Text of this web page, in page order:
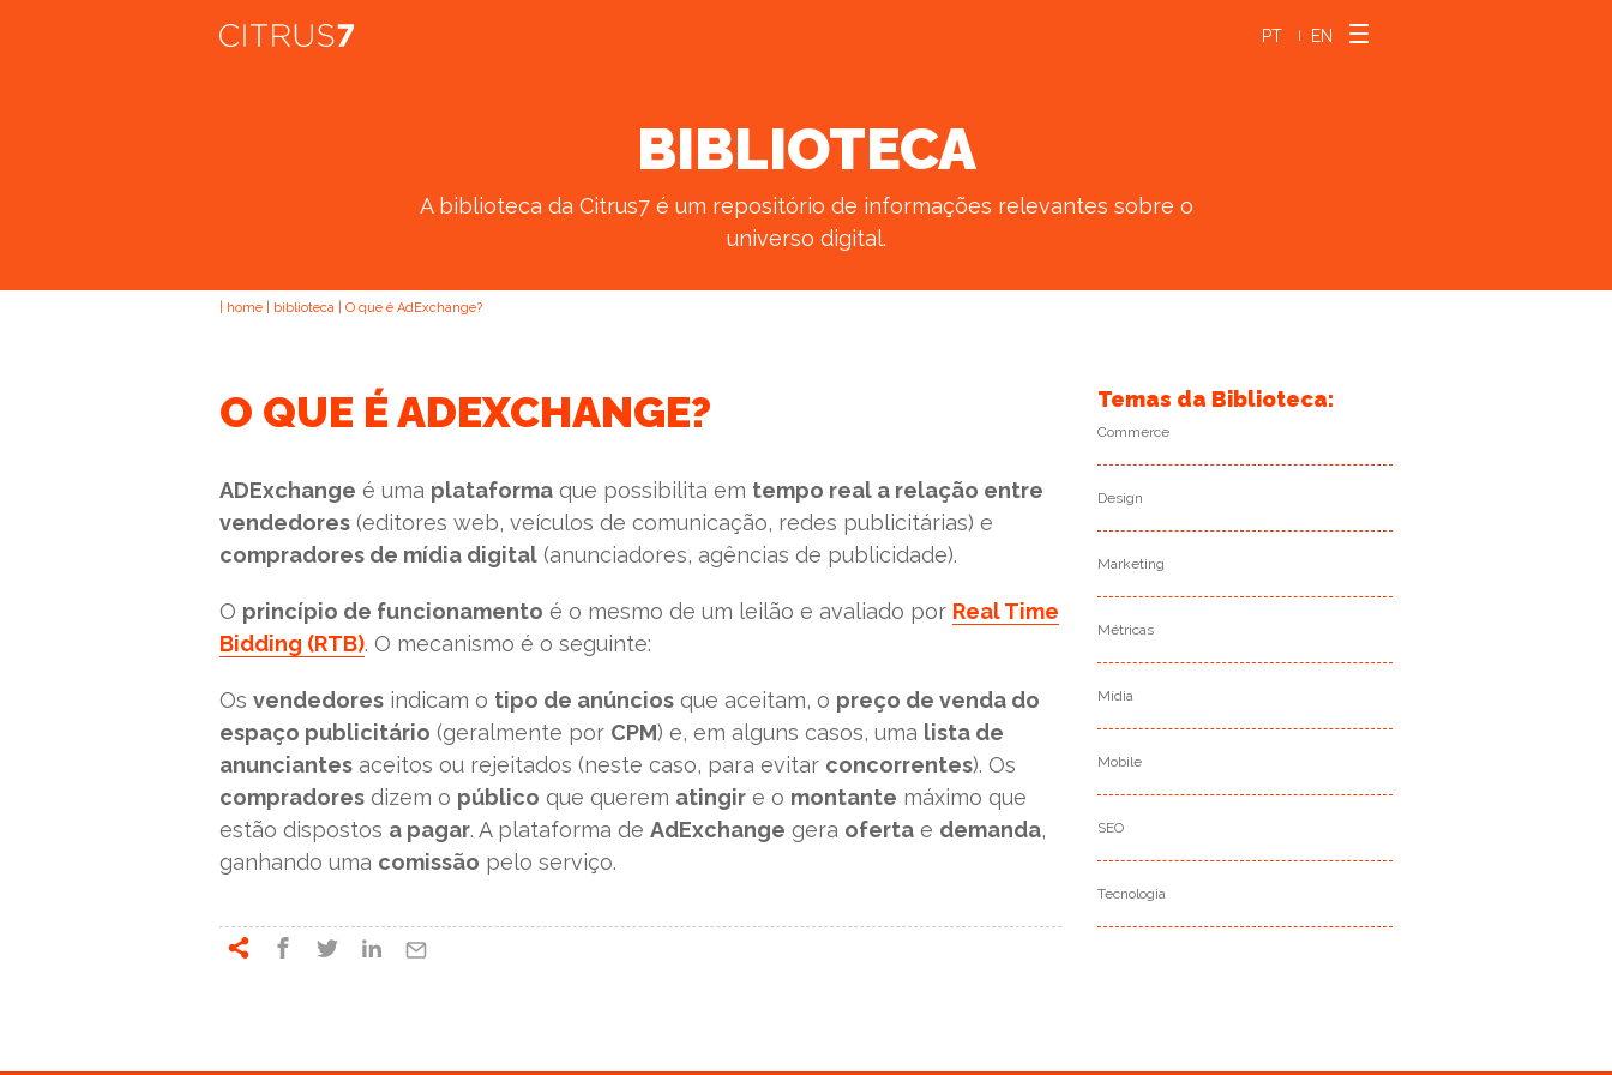
PT | EN
BIBLIOTECA
A biblioteca da Citrus7 é um repositório de informações relevantes sobre o
universo digital.
home biblioteca O que é AdExchange?
O QUE É ADEXCHANGE?
ADExchange é uma plataforma que possibilita em tempo real a relação entre
vendedores (editores web, veículos de comunicação, redes publicitárias) e
compradores de mídia digital (anunciadores, agências de publicidade).
O princípio de funcionamento é o mesmo de um leilão e avaliado por Real Time
Bidding (RTB). O mecanismo é o seguinte:
Os vendedores indicam o tipo de anúncios que aceitam, o preço de venda do
espaço publicitário (geralmente por CPM) e, em alguns casos, uma lista de
anunciantes aceitos ou rejeitados (neste caso, para evitar concorrentes). Os
compradores dizem o público que querem atingir e o montante máximo que
estão dispostos a pagar. A plataforma de AdExchange gera oferta e demanda,
ganhando uma comissão pelo serviço.
Temas da Biblioteca:
Commerce
Design
Marketing
Métricas
Mídia
Mobile
SEO
Tecnologia